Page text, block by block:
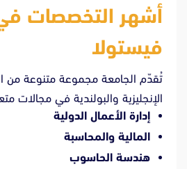
أشهر التخصصات
فيستولا
تُقدّم الجامعة مجموعة متنوعة من
الإنجليزية والبولندية في مجالات
إدارة الأعمال الدولية
المالية والمحاسبة
هندسة الحاسوب